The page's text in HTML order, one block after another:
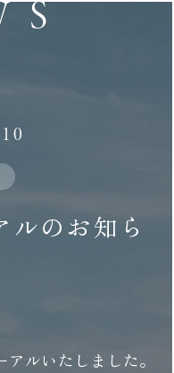
ルのお知ら
アルいたしました。